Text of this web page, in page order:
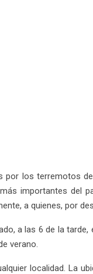
los terremotos
importantes del
a quienes, por
a las 6 de la
verano.
localidad. La